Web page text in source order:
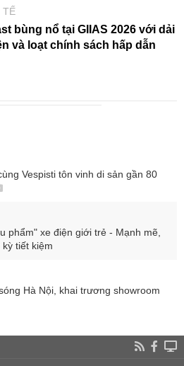
TẾ
bùng nổ tại GIIAS 2026 với dải
và loạt chính sách hấp dẫn
Vespisti tôn vinh di sản gần 80
phẩm" xe điện giới trẻ - Mạnh mẽ,
tiết kiệm
Hà Nội, khai trương showroom